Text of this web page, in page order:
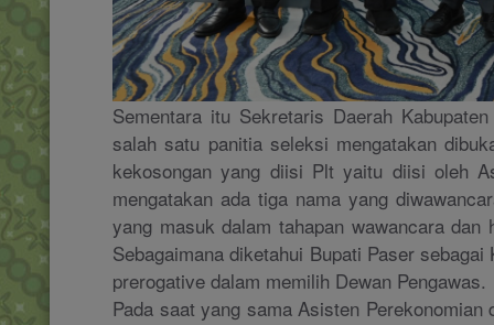
Sementara itu Sekretaris Daerah
salah satu panitia seleksi mengatakan
kekosongan yang diisi Plt yaitu diisi oleh
mengatakan ada tiga nama yang
yang masuk dalam tahapan wawancara dan
Sebagaimana diketahui Bupati Paser
prerogative dalam memilih Dewan Pengawas.
Pada saat yang sama Asisten Perekonomian